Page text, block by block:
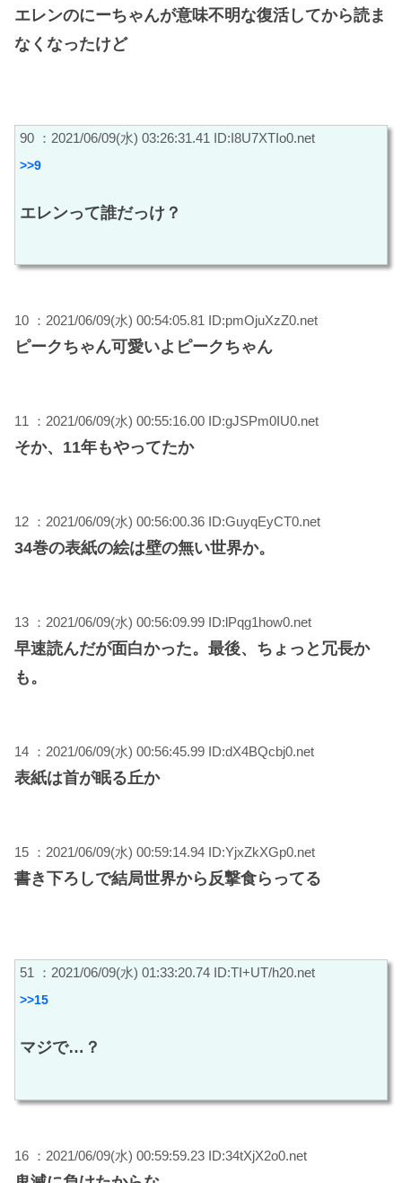
エレンのにーちゃんが意味不明な復活してから読ま
なくなったけど
90 ：2021/06/09(水) 03:26:31.41 ID:I8U7XTIo0.net
>>9
エレンって誰だっけ？
10 ：2021/06/09(水) 00:54:05.81 ID:pmOjuXzZ0.net
ピークちゃん可愛いよピークちゃん
11 ：2021/06/09(水) 00:55:16.00 ID:gJSPm0IU0.net
そか、11年もやってたか
12 ：2021/06/09(水) 00:56:00.36 ID:GuyqEyCT0.net
34巻の表紙の絵は壁の無い世界か。
13 ：2021/06/09(水) 00:56:09.99 ID:lPqg1how0.net
早速読んだが面白かった。最後、ちょっと冗長か
も。
14 ：2021/06/09(水) 00:56:45.99 ID:dX4BQcbj0.net
表紙は首が眠る丘か
15 ：2021/06/09(水) 00:59:14.94 ID:YjxZkXGp0.net
書き下ろしで結局世界から反撃食らってる
51 ：2021/06/09(水) 01:33:20.74 ID:TI+UT/h20.net
>>15
マジで…？
16 ：2021/06/09(水) 00:59:59.23 ID:34tXjX2o0.net